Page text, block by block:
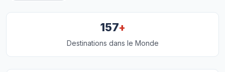
157+
Destinations dans le Monde